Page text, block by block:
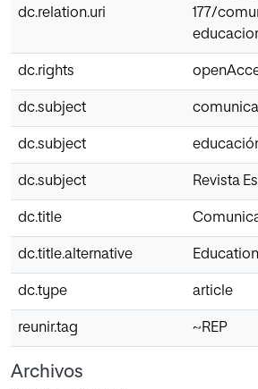
dc.relation.uri
177/
dc.rights
dc.subject
dc.subject
dc.subject Revista
dc.title
dc.title.alternative
dc.type article
reunir.tag ~REP
Archivos